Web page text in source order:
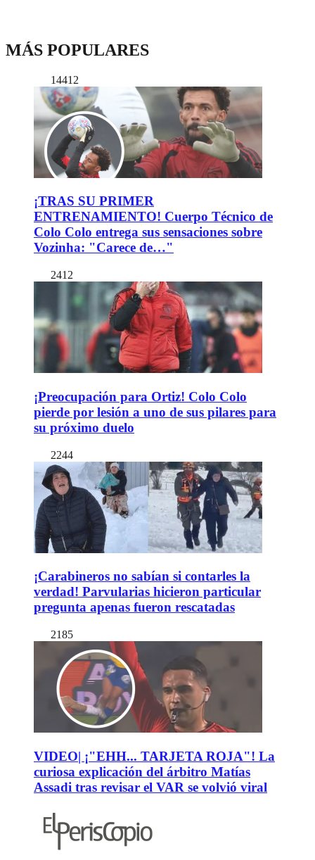
MÁS POPULARES
14412
¡TRAS SU PRIMER
ENTRENAMIENTO! Cuerpo Técnico de
Colo Colo entrega sus sensaciones sobre
Vozinha: "Carece de…"
2412
¡Preocupación para Ortiz! Colo Colo
pierde por lesión a uno de sus pilares para
su próximo duelo
2244
¡Carabineros no sabían si contarles la
verdad! Parvularias hicieron particular
pregunta apenas fueron rescatadas
2185
VIDEO| ¡"EHH... TARJETA ROJA"! La
curiosa explicación del árbitro Matías
Assadi tras revisar el VAR se volvió viral